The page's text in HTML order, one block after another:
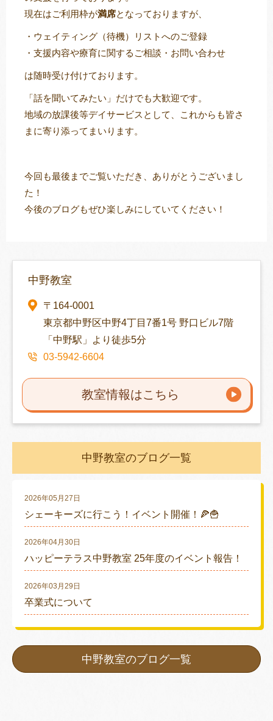
現在はご利用枠が満席となっておりますが、
・ウェイティング（待機）リストへのご登録
・支援内容や療育に関するご相談・お問い合わせ
は随時受け付けております。
「話を聞いてみたい」だけでも大歓迎です。
地域の放課後等デイサービスとして、これからも皆さ
まに寄り添ってまいります。
今回も最後までご覧いただき、ありがとうございまし
た！
今後のブログもぜひ楽しみにしていてください！
中野教室
〒164-0001
東京都中野区中野4丁目7番1号 野口ビル7階
「中野駅」より徒歩5分
03-5942-6604
教室情報はこちら
中野教室のブログ一覧
2026年05月27日
シェーキーズに行こう！イベント開催！🍕🍟
2026年04月30日
ハッピーテラス中野教室 25年度のイベント報告！
2026年03月29日
卒業式について
中野教室のブログ一覧